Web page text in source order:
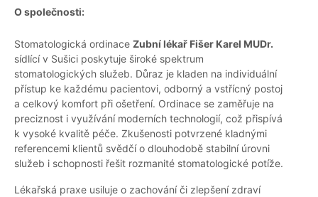
O společnosti:
Stomatologická ordinace Zubní lékař Fišer Karel MUDr.
sídlící v Sušici poskytuje široké spektrum
stomatologických služeb. Důraz je kladen na individuální
přístup ke každému pacientovi, odborný a vstřícný postoj
a celkový komfort při ošetření. Ordinace se zaměřuje na
preciznost i využívání moderních technologií, což přispívá
k vysoké kvalitě péče. Zkušenosti potvrzené kladnými
referencemi klientů svědčí o dlouhodobě stabilní úrovni
služeb i schopnosti řešit rozmanité stomatologické potíže.
Lékařská praxe usiluje o zachování či zlepšení zdraví